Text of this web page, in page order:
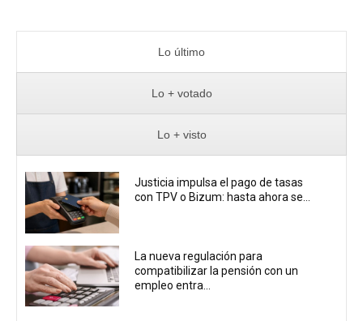
Lo último
Lo + votado
Lo + visto
Justicia impulsa el pago de tasas
con TPV o Bizum: hasta ahora se...
La nueva regulación para
compatibilizar la pensión con un
empleo entra...